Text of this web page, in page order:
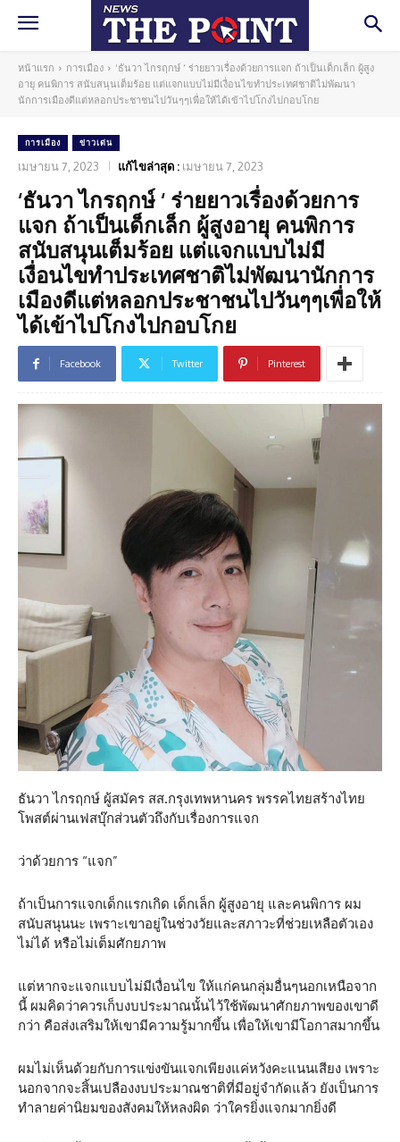
หน้าแรก การเมือง
‘ธันวา ไกรฤกษ์ ‘ ร่ายยาวเรื่องด้วยการแจก ถ้าเป็นเด็กเล็ก ผู้สูง
อายุ คนพิการ สนับสนุนเต็มร้อย แต่แจกแบบไม่มีเงื่อนไขทำประเทศชาติไม่พัฒนา
นักการเมืองดีแต่หลอกประชาชนไปวันๆๆเพื่อให้ได้เข้าไปโกงไปกอบโกย
การเมือง ข่าวเด่น
เมษายน 7, 2023 แก้ไขล่าสุด : เมษายน 7, 2023
‘ธันวา ไกรฤกษ์ ‘ ร่ายยาวเรื่องด้วยการ
แจก ถ้าเป็นเด็กเล็ก ผู้สูงอายุ คนพิการ
สนับสนุนเต็มร้อย แต่แจกแบบไม่มี
เงื่อนไขทำประเทศชาติไม่พัฒนานักการ
เมืองดีแต่หลอกประชาชนไปวันๆๆเพื่อให้
ได้เข้าไปโกงไปกอบโกย
Facebook Twitter Pinterest
ธันวา ไกรฤกษ์ ผู้สมัคร สส.กรุงเทพหานคร พรรคไทยสร้างไทย
โพสต์ผ่านเฟสบุ๊กส่วนตัวถึงกับเรื่องการแจก
ว่าด้วยการ “แจก”
ถ้าเป็นการแจกเด็กแรกเกิด เด็กเล็ก ผู้สูงอายุ และคนพิการ ผม
สนับสนุนนะ เพราะเขาอยู่ในช่วงวัยและสภาวะที่ช่วยเหลือตัวเอง
ไม่ได้ หรือไม่เต็มศักยภาพ
แต่หากจะแจกแบบไม่มีเงื่อนไข ให้แก่คนกลุ่มอื่นๆนอกเหนือจาก
นี้ ผมคิดว่าควรเก็บงบประมาณนั้นไว้ใช้พัฒนาศักยภาพของเขาดี
กว่า คือส่งเสริมให้เขามีความรู้มากขึ้น เพื่อให้เขามีโอกาสมากขึ้น
ผมไม่เห็นด้วยกับการแข่งขันแจกเพียงแค่หวังคะแนนเสียง เพราะ
นอกจากจะสิ้นเปลืองงบประมาณชาติที่มีอยู่จำกัดแล้ว ยังเป็นการ
ทำลายค่านิยมของสังคมให้หลงผิด ว่าใครยิ่งแจกมากยิ่งดี